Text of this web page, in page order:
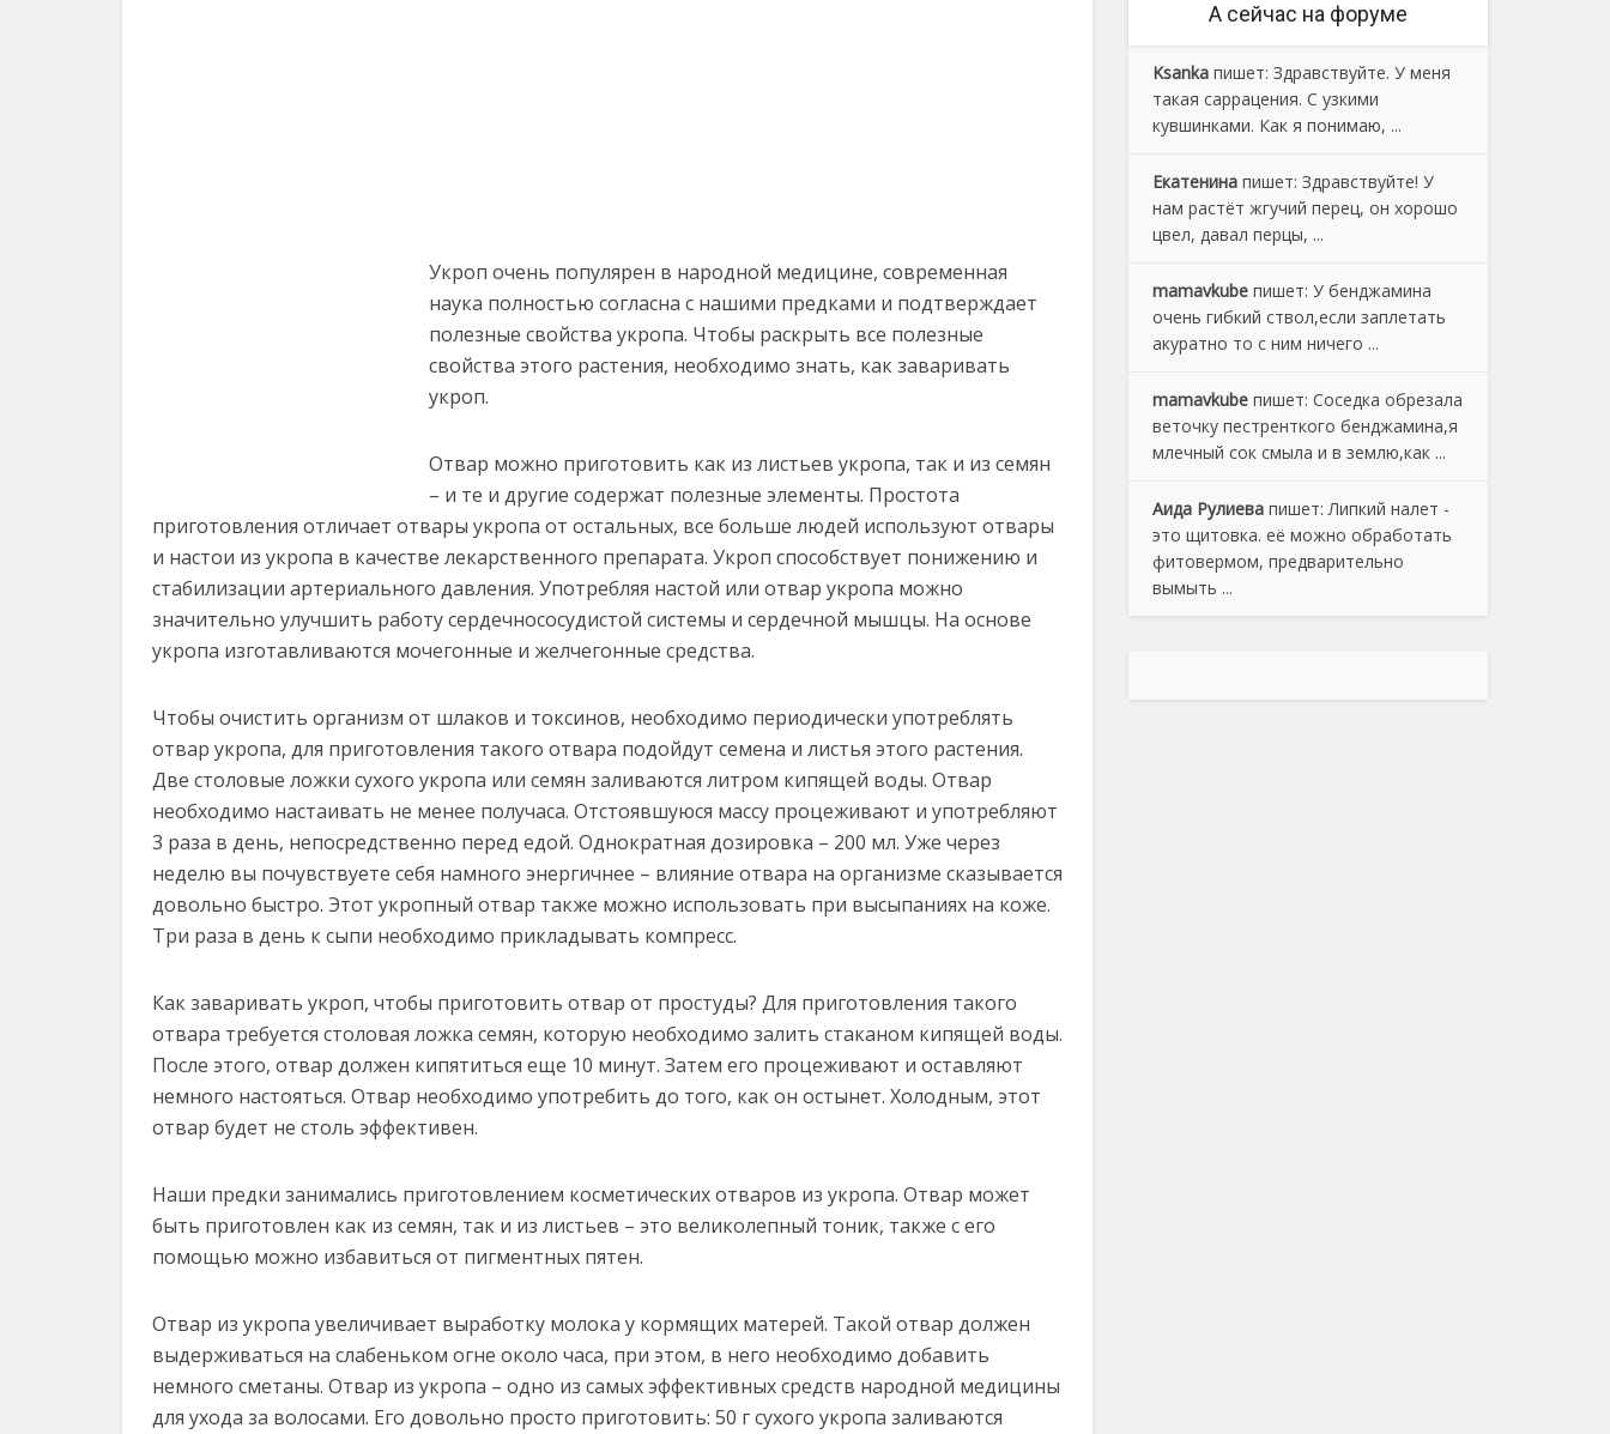
Укроп очень популярен в народной медицине, современная
наука полностью согласна с нашими предками и подтверждает
полезные свойства укропа. Чтобы раскрыть все полезные
свойства этого растения, необходимо знать, как заваривать
укроп.
Отвар можно приготовить как из листьев укропа, так и из семян
– и те и другие содержат полезные элементы. Простота
приготовления отличает отвары укропа от остальных, все больше людей используют отвары
и настои из укропа в качестве лекарственного препарата. Укроп способствует понижению и
стабилизации артериального давления. Употребляя настой или отвар укропа можно
значительно улучшить работу сердечнососудистой системы и сердечной мышцы. На основе
укропа изготавливаются мочегонные и желчегонные средства.
Чтобы очистить организм от шлаков и токсинов, необходимо периодически употреблять
отвар укропа, для приготовления такого отвара подойдут семена и листья этого растения.
Две столовые ложки сухого укропа или семян заливаются литром кипящей воды. Отвар
необходимо настаивать не менее получаса. Отстоявшуюся массу процеживают и употребляют
3 раза в день, непосредственно перед едой. Однократная дозировка – 200 мл. Уже через
неделю вы почувствуете себя намного энергичнее – влияние отвара на организме сказывается
довольно быстро. Этот укропный отвар также можно использовать при высыпаниях на коже.
Три раза в день к сыпи необходимо прикладывать компресс.
Как заваривать укроп, чтобы приготовить отвар от простуды? Для приготовления такого
отвара требуется столовая ложка семян, которую необходимо залить стаканом кипящей воды.
После этого, отвар должен кипятиться еще 10 минут. Затем его процеживают и оставляют
немного настояться. Отвар необходимо употребить до того, как он остынет. Холодным, этот
отвар будет не столь эффективен.
Наши предки занимались приготовлением косметических отваров из укропа. Отвар может
быть приготовлен как из семян, так и из листьев – это великолепный тоник, также с его
помощью можно избавиться от пигментных пятен.
Отвар из укропа увеличивает выработку молока у кормящих матерей. Такой отвар должен
выдерживаться на слабеньком огне около часа, при этом, в него необходимо добавить
немного сметаны. Отвар из укропа – одно из самых эффективных средств народной медицины
для ухода за волосами. Его довольно просто приготовить: 50 г сухого укропа заливаются
А сейчас на форуме
Ksanka пишет: Здравствуйте. У меня
такая саррацения. С узкими
кувшинками. Как я понимаю, ...
Екатенина пишет: Здравствуйте! У
нам растёт жгучий перец, он хорошо
цвел, давал перцы, ...
mamavkube пишет: У бенджамина
очень гибкий ствол,если заплетать
акуратно то с ним ничего ...
mamavkube пишет: Соседка обрезала
веточку пестренткого бенджамина,я
млечный сок смыла и в землю,как ...
Аида Рулиева пишет:Липкий налет -
это щитовка. её можно обработать
фитовермом, предварительно
вымыть ...